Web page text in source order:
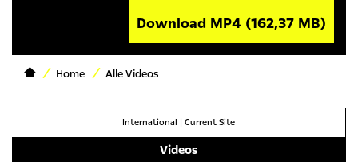
Download MP4 (162,37 MB)
Home Alle Videos
International | Current Site
Videos